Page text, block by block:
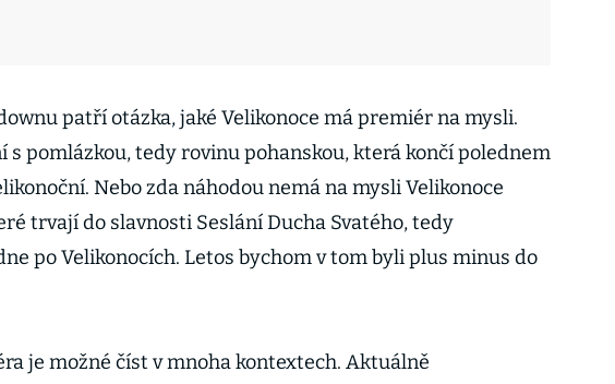
patří otázka, jaké Velikonoce má premiér na mysli.
s pomlázkou, tedy rovinu pohanskou, která končí polednem
Nebo zda náhodou nemá na mysli Velikonoce
trvají do slavnosti Seslání Ducha Svatého, tedy
po Velikonocích. Letos bychom v tom byli plus minus do
je možné číst v mnoha kontextech. Aktuálně